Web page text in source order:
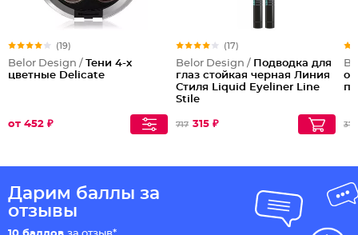
(19)
Belor Design / Тени 4-х
цветные Delicate
от 452 ₽
(17)
Belor Design / Подводка для
глаз стойкая черная Линия
Стиля Liquid Eyeliner Line
Stile
717 315 ₽ 374
Дарим баллы за
отзывы